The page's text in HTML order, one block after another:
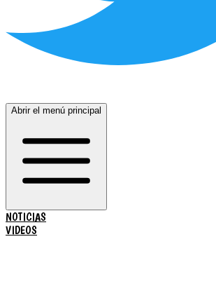
Abrir el menú principal
NOTICIAS
VIDEOS